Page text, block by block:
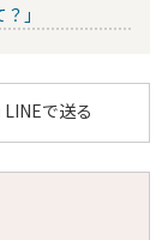
」
LINEで送る